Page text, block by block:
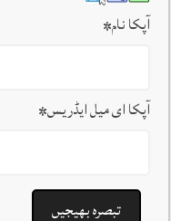
آپکا نام*
آپکا ای میل ایڈریس*